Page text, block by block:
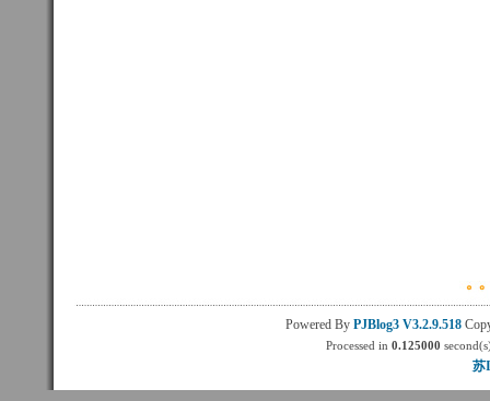
Powered By PJBlog3 V3.2.9.518
Processed in0.125000
苏